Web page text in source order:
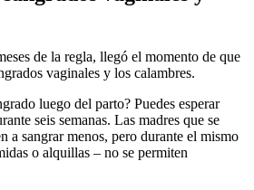
de la regla, llegó el momento de que
vaginales y los calambres.
luego del parto? Puedes esperar
seis semanas. Las madres que se
a sangrar menos, pero durante el mismo
o alquillas – no se permiten